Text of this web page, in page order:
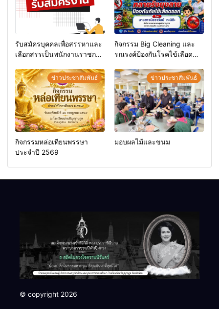
รับสมัครบุคคลเพื่อสรรหาและ
เลือกสรรเป็นพนักงานราชการ
กิจกรรม Big Cleaning และ
รณรงค์ป้องกันโรคไข้เลือด
ข่าวประชาสัมพันธ์
กิจกรรมหล่อเทียนพรรษา
ประจำปี 2569
ข่าวประชาสัมพันธ์
มอบผลไม้และขนม
© copyright 2026